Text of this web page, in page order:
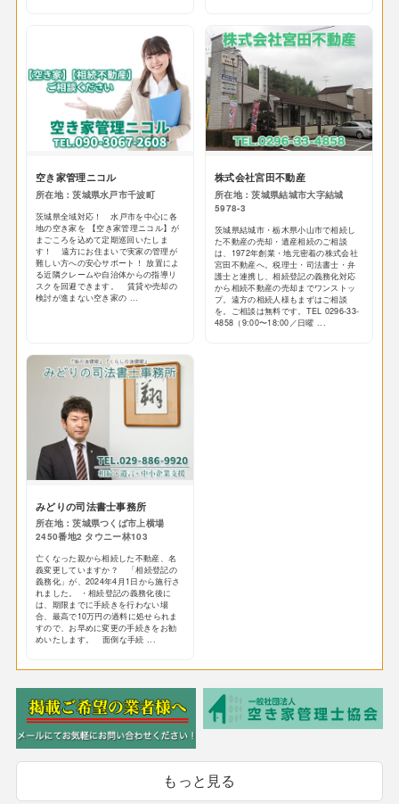
空き家管理ニコル
所在地：茨城県水戸市千波町
茨城県全域対応！ 水戸市を中心に各
地の空き家を 【空き家管理ニコル】が
まごころを込めて定期巡回いたしま
す！ 遠方にお住まいで実家の管理が
難しい方への安心サポート！ 放置によ
る近隣クレームや自治体からの指導リ
スクを回避できます。 賃貸や売却の
検討が進まない空き家の ...
株式会社宮田不動産
所在地：茨城県結城市大字結城
5978-3
茨城県結城市・栃木県小山市で相続し
た不動産の売却・遺産相続のご相談
は、1972年創業・地元密着の株式会社
宮田不動産へ。税理士・司法書士・弁
護士と連携し、相続登記の義務化対応
から相続不動産の売却までワンストッ
プ。遠方の相続人様もまずはご相談
を。ご相談は無料です。TEL 0296-33-
4858（9:00〜18:00／日曜 ...
みどりの司法書士事務所
所在地：茨城県つくば市上横場
2450番地2 タウニー林103
亡くなった親から相続した不動産、名
義変更していますか？ 「相続登記の
義務化」が、2024年4月1日から施行さ
れました。 ・相続登記の義務化後に
は、期限までに手続きを行わない場
合、最高で10万円の過料に処せられま
すので、お早めに変更の手続きをお勧
めいたします。 面倒な手続 ...
もっと見る